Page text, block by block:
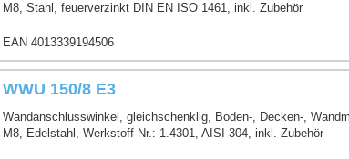
M8, Stahl, feuerverzinkt DIN EN ISO 1461, inkl. Zubehör
EAN 4013339194506
WWU 150/8 E3
Wandanschlusswinkel, gleichschenklig, Boden-, Decken-,
M8, Edelstahl, Werkstoff-Nr.: 1.4301, AISI 304, inkl. Zubehör